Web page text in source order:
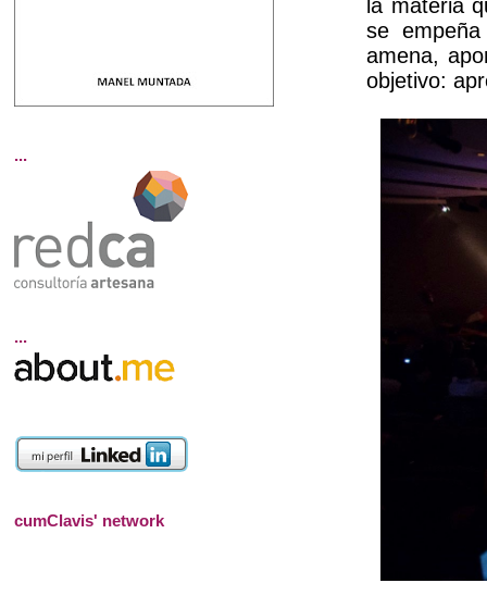
la materia
se
amena,
objetivo:
...
...
cumClavis' network